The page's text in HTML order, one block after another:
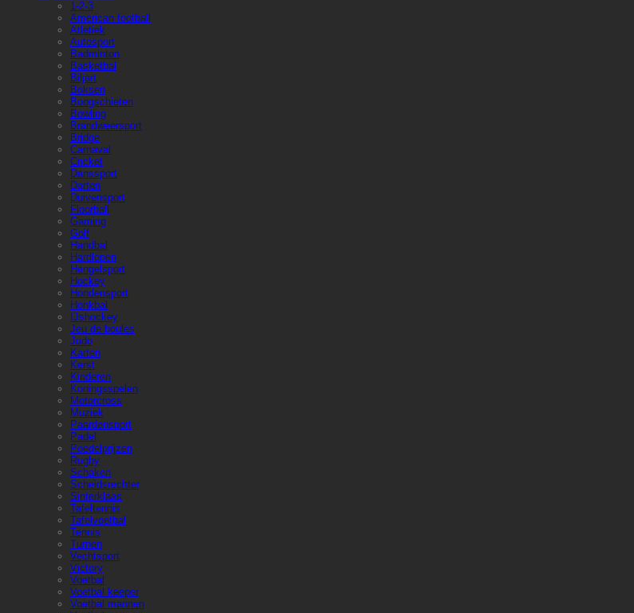
1-2-3
American football
Atletiek
Autosport
Badminton
Basketbal
Biljart
Boksen
Boogschieten
Bowling
Brandweersport
Bridge
Carnaval
Cricket
Danssport
Darten
Duivensport
Floorball
Gaming
Golf
Handbal
Hardlopen
Hengelsport
Hockey
Hondensport
Honkbal
IJshockey
Jeu de boules
Judo
Karten
Kerst
Kinderen
Koningsspelen
Motorcross
Muziek
Paardensport
Padel
Poedelprijzen
Rugby
Schaken
Scheidsrechter
Sinterklaas
Tafeltennis
Tafelvoetbal
Tennis
Turnen
Vechtsport
Victory
Voetbal
Voetbal keeper
Voetbal mannen